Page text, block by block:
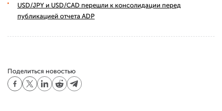
USD/JPY и USD/CAD перешли к консолидации перед
публикацией отчета ADP
Поделиться новостью